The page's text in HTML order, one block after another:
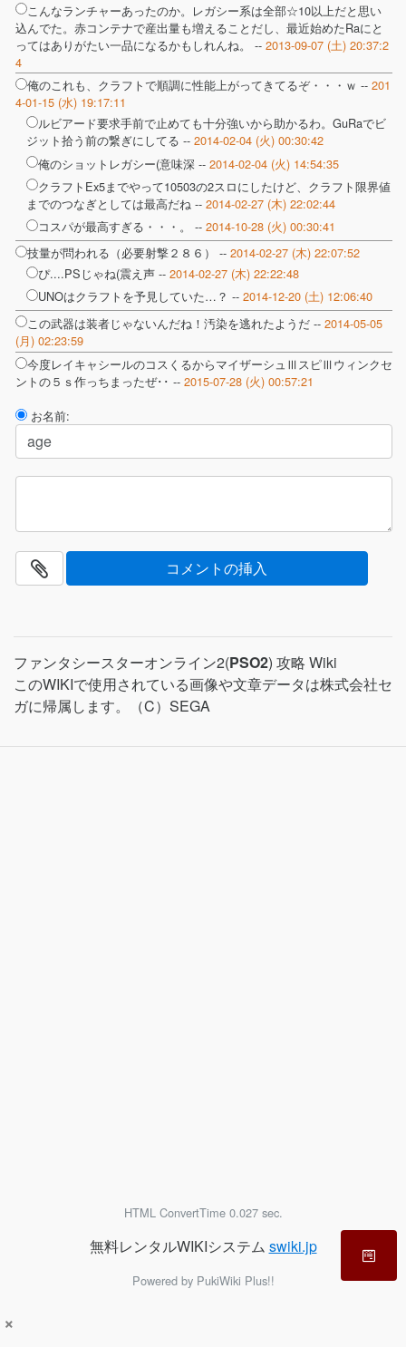
×
こんなランチャーあったのか。レガシー系は全部☆10以上だと思い
込んでた。赤コンテナで産出量も増えることだし、最近始めたRaにと
ってはありがたい一品になるかもしれんね。 -- 2013-09-07 (土) 20:37:2
4
俺のこれも、クラフトで順調に性能上がってきてるぞ・・・ｗ -- 201
4-01-15 (水) 19:17:11
ルビアード要求手前で止めても十分強いから助かるわ。GuRaでビ
ジット拾う前の繋ぎにしてる -- 2014-02-04 (火) 00:30:42
俺のショットレガシー(意味深 -- 2014-02-04 (火) 14:54:35
クラフトEx5までやって10503の2スロにしたけど、クラフト限界値
までのつなぎとしては最高だね -- 2014-02-27 (木) 22:02:44
コスパが最高すぎる・・・。 -- 2014-10-28 (火) 00:30:41
技量が問われる（必要射撃２８６） -- 2014-02-27 (木) 22:07:52
ぴ....PSじゃね(震え声 -- 2014-02-27 (木) 22:22:48
UNOはクラフトを予見していた…？ -- 2014-12-20 (土) 12:06:40
この武器は装者じゃないんだね！汚染を逃れたようだ -- 2014-05-05
(月) 02:23:59
今度レイキャシールのコスくるからマイザーシュⅢスピⅢウィンクセ
ントの５ｓ作っちまったぜ･･ -- 2015-07-28 (火) 00:57:21
お名前:
ファンタシースターオンライン2(PSO2) 攻略 Wiki
このWIKIで使用されている画像や文章データは株式会社セ
ガに帰属します。（C）SEGA
HTML ConvertTime 0.027 sec.
無料レンタルWIKIシステム swiki.jp
Powered by PukiWiki Plus!!